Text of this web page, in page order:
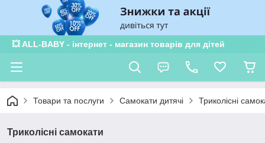
💥 ALL-BABY - інтернет - магазин товарів для дітей
Товари та послуги Самокати дитячі Триколісні
Триколісні самокати